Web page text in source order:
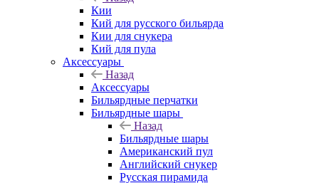
Кии
Кий для русского бильярда
Кии для снукера
Кий для пула
Аксессуары
Назад
Аксессуары
Бильярдные перчатки
Бильярдные шары
Назад
Бильярдные шары
Американский пул
Английский снукер
Русская пирамида